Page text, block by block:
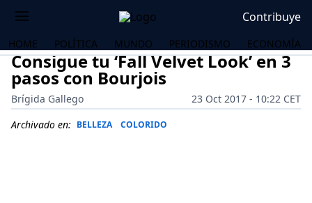
Contribuye
HOME POLÍTICA MUNDO PERIODISMO ECONOMÍA
Consigue tu ‘Fall Velvet Look’ en 3
pasos con Bourjois
Brígida Gallego
23 Oct 2017 - 10:22 CET
Archivado en: BELLEZA COLORIDO